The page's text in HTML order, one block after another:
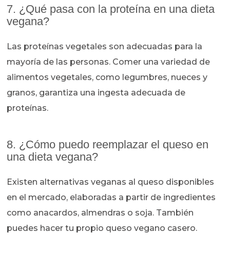
7. ¿Qué pasa con la proteína en una dieta
vegana?
Las proteínas vegetales son adecuadas para la
mayoría de las personas. Comer una variedad de
alimentos vegetales, como legumbres, nueces y
granos, garantiza una ingesta adecuada de
proteínas.
8. ¿Cómo puedo reemplazar el queso en
una dieta vegana?
Existen alternativas veganas al queso disponibles
en el mercado, elaboradas a partir de ingredientes
como anacardos, almendras o soja. También
puedes hacer tu propio queso vegano casero.